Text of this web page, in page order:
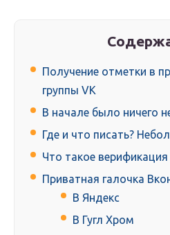
Получение отметки в
группы VK
В начале было ничего
Где и что писать?
Что такое верификация
Приватная галочка
В Яндекс
В Гугл Хром